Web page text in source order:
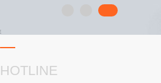
HOTLINE